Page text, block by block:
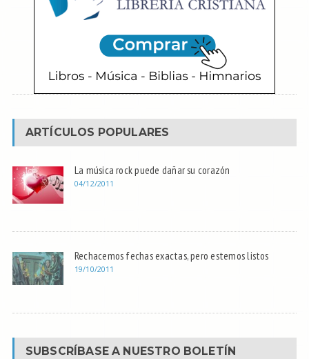
ARTÍCULOS POPULARES
La música rock puede dañar su corazón
04/12/2011
Rechacemos fechas exactas, pero estemos listos
19/10/2011
SUBSCRÍBASE A NUESTRO BOLETÍN